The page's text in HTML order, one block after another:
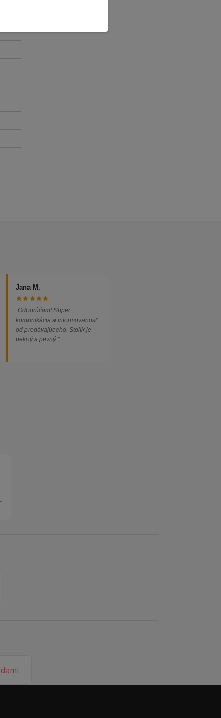
Jana M.
„Odporúčam! Super
komunikácia a informovanosť
od predávajúceho. Stolík je
pekný a pevný.“